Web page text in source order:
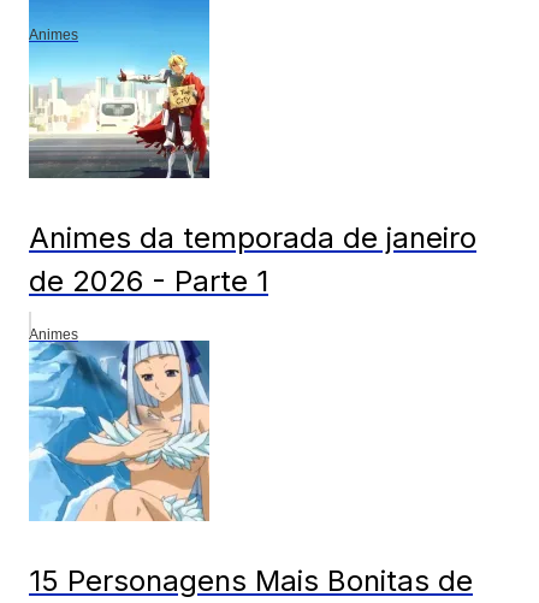
Animes
Animes da temporada de janeiro
de 2026 - Parte 1
Animes
15 Personagens Mais Bonitas de